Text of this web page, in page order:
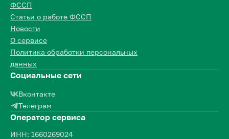
ФССП
Статьи о работе ФССП
Новости
О сервисе
Политика обработки персональных
данных
Социальные сети
Вконтакте
Телеграм
Оператор сервиса
ИНН: 1660269024